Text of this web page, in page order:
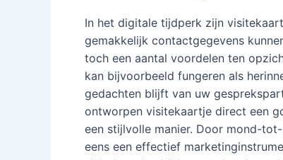
In het digitale tijdperk zijn
gemakkelijk contactgegevens
toch een aantal voordelen ten
kan bijvoorbeeld fungeren als
gedachten blijft van uw
ontworpen visitekaartje direct een
een stijlvolle manier. Door mond-
eens een effectief